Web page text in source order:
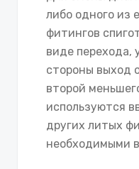
либо одного из
фитингов
виде перехода,
стороны выход
второй
используются
других литых
необходимыми